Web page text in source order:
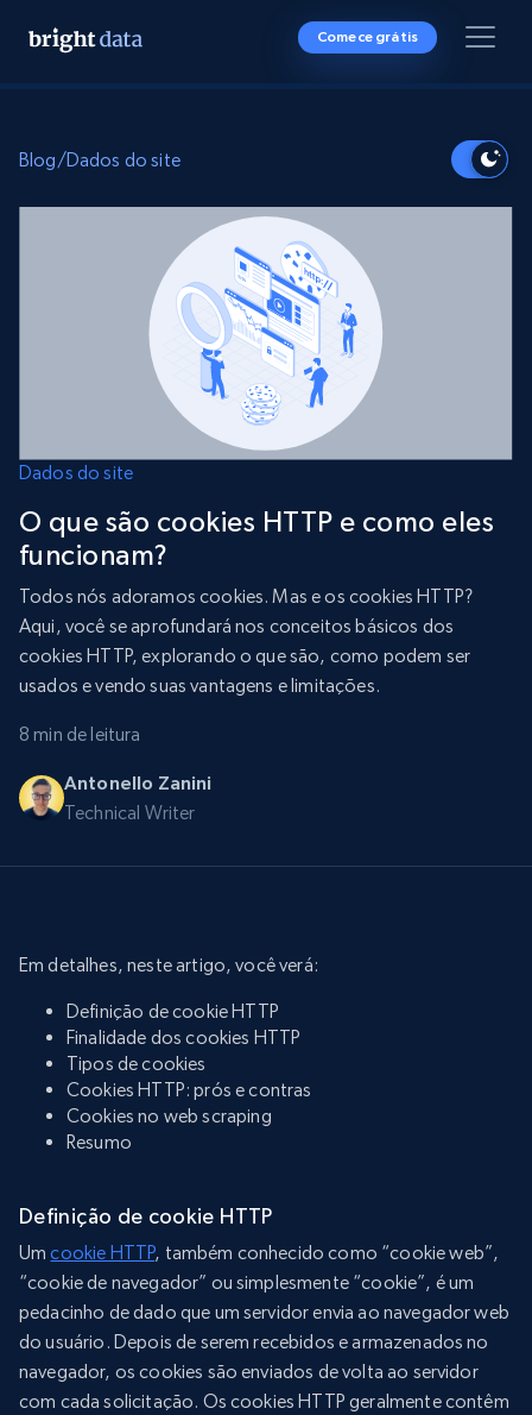
Comece grátis
Blog/Dados do site
Dados do site
O que são cookies HTTP e como eles
funcionam?
Todos nós adoramos cookies. Mas e os cookies HTTP?
Aqui, você se aprofundará nos conceitos básicos dos
cookies HTTP, explorando o que são, como podem ser
usados e vendo suas vantagens e limitações.
8 min de leitura
Antonello Zanini
Technical Writer
Em detalhes, neste artigo, você verá:
Definição de cookie HTTP
Finalidade dos cookies HTTP
Tipos de cookies
Cookies HTTP: prós e contras
Cookies no web scraping
Resumo
Definição de cookie HTTP
Umcookie HTTP, também conhecido como “cookie web”,
“cookie de navegador” ou simplesmente “cookie”, é um
pedacinho de dado que um servidor envia ao navegador web
do usuário. Depois de serem recebidos e armazenados no
navegador, os cookies são enviados de volta ao servidor
com cada solicitação. Os cookies HTTP geralmente contêm